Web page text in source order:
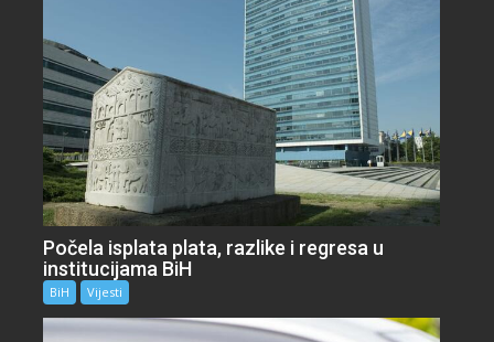
Počela isplata plata, razlike i regresa u
institucijama BiH
BiH Vijesti